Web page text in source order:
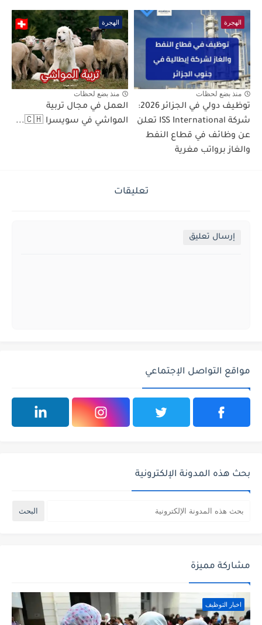
الهجرة
منذ بضع لحظات
توظيف دولي في الجزائر 2026:
شركة ISS International تعلن
عن وظائف في قطاع النفط
والغاز برواتب مغرية
الهجرة
منذ بضع لحظات
العمل في مجال تربية
المواشي في سويسرا 🇨🇭...
تعليقات
إرسال تعليق
مواقع التواصل الإجتماعي
بحث هذه المدونة الإلكترونية
مشاركة مميزة
اخبار التوظيف